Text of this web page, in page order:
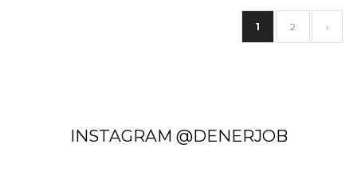
1 2 ›
INSTAGRAM @DENERJOB